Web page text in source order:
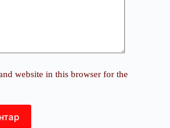
website in this browser for the